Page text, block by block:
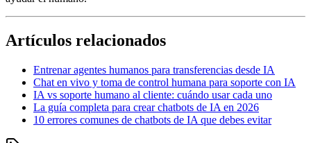
Artículos relacionados
Entrenar agentes humanos para transferencias desde IA
Chat en vivo y toma de control humana para soporte con IA
IA vs soporte humano al cliente: cuándo usar cada uno
La guía completa para crear chatbots de IA en 2026
10 errores comunes de chatbots de IA que debes evitar